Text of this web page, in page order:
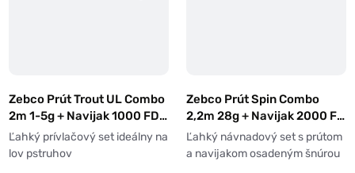
Zebco Prút Trout UL Combo
2m 1-5g + Navijak 1000 FD +
Vlasec 0,20mm
Ľahký prívlačový set ideálny na
lov pstruhov
Zebco Prút Spin Combo
2,2m 28g + Navijak 2000 FD
+ Šnúra 0,14mm
Ľahký návnadový set s prútom
a navijakom osadeným šnúrou